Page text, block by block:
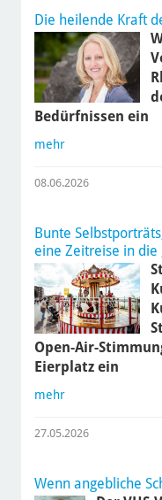
Die heilende Kraft
Bedürfnissen ein
mehr
08.06.2026
Bunte
eine Zeitreise in die
Open-Air-
Eierplatz ein
mehr
27.05.2026
Wenn angebliche